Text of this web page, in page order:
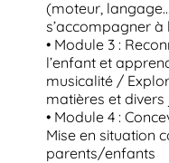
(moteur,
s’accompagner
• Module 3 :
l’enfant et
musicalité /
matières et
• Module 4 :
Mise en situation
parents/enfants